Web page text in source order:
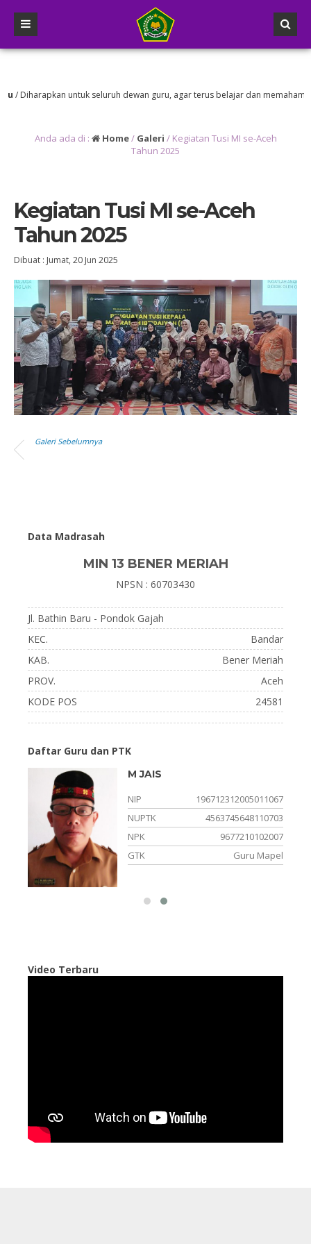
/ Diharapkan untuk seluruh dewan guru, agar terus belajar dan memahami
Anda ada di : Home/ Galeri / Kegiatan Tusi MI se-Aceh
Tahun 2025
Kegiatan Tusi MI se-Aceh
Tahun 2025
Dibuat : Jumat, 20 Jun 2025
Galeri Sebelumnya
Data Madrasah
MIN 13 BENER MERIAH
NPSN : 60703430
Jl. Bathin Baru - Pondok Gajah
KEC.
Bandar
KAB.
Bener Meriah
PROV.
Aceh
KODE POS
24581
Daftar Guru dan PTK
M JAIS
NIP
196712312005011067
NUPTK
4563745648110703
NPK
9677210102007
GTK
Guru Mapel
Video Terbaru